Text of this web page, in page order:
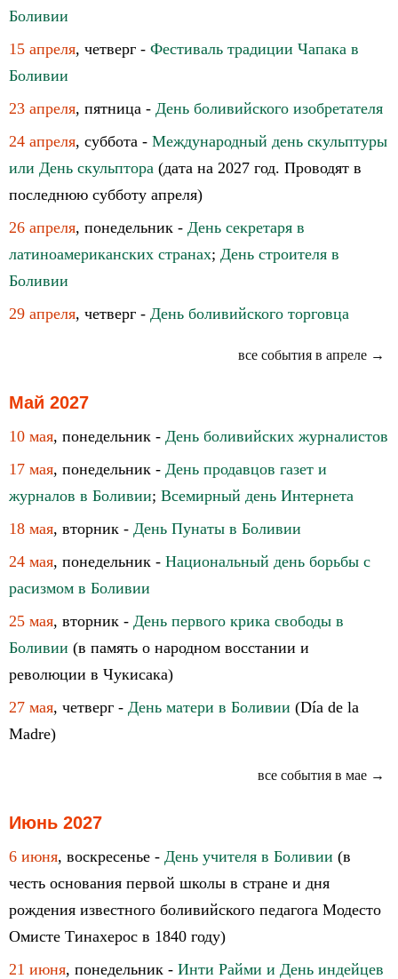
Боливии
15 апреля, четверг - Фестиваль традиции Чапака в
Боливии
23 апреля, пятница - День боливийского изобретателя
24 апреля, суббота - Международный день скульптуры
или День скульптора (дата на 2027 год. Проводят в
последнюю субботу апреля)
26 апреля, понедельник - День секретаря в
латиноамериканских странах; День строителя в
Боливии
29 апреля, четверг - День боливийского торговца
все события в апреле →
Май 2027
10 мая, понедельник - День боливийских журналистов
17 мая, понедельник - День продавцов газет и
журналов в Боливии; Всемирный день Интернета
18 мая, вторник - День Пунаты в Боливии
24 мая, понедельник - Национальный день борьбы с
расизмом в Боливии
25 мая, вторник - День первого крика свободы в
Боливии (в память о народном восстании и
революции в Чукисака)
27 мая, четверг - День матери в Боливии (Día de la
Madre)
все события в мае →
Июнь 2027
6 июня, воскресенье - День учителя в Боливии (в
честь основания первой школы в стране и дня
рождения известного боливийского педагога Модесто
Омисте Тинахерос в 1840 году)
21 июня, понедельник - Инти Райми и День индейцев